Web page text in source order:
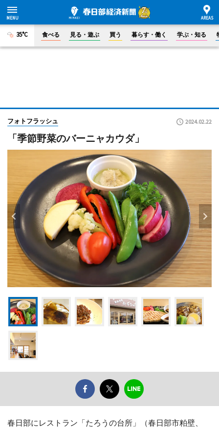
35°C 食べる 見る・遊ぶ 買う 暮らす・働く 学ぶ・知る
フォトフラッシュ 2024.02.22
「季節野菜のバーニャカウダ」
春日部にレストラン「たろうの台所」（春日部市粕壁、